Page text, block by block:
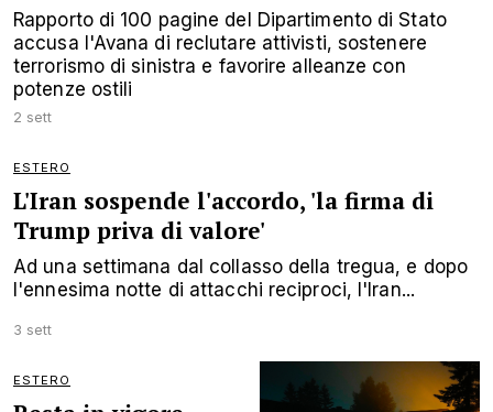
Rapporto di 100 pagine del Dipartimento di Stato
accusa l'Avana di reclutare attivisti, sostenere
terrorismo di sinistra e favorire alleanze con
potenze ostili
2 sett
ESTERO
L'Iran sospende l'accordo, 'la firma di
Trump priva di valore'
Ad una settimana dal collasso della tregua, e dopo
l'ennesima notte di attacchi reciproci, l'Iran...
3 sett
ESTERO